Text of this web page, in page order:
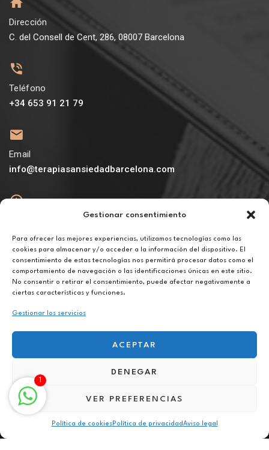
Gestionar consentimiento
Para ofrecer las mejores experiencias, utilizamos tecnologías como las
cookies para almacenar y/o acceder a la información del dispositivo. El
consentimiento de estas tecnologías nos permitirá procesar datos como el
comportamiento de navegación o las identificaciones únicas en este sitio.
No consentir o retirar el consentimiento, puede afectar negativamente a
ciertas características y funciones.
Gestionar los servicios
ACEPTAR
DENEGAR
VER PREFERENCIAS
Política de cookiesPolítica de privacidadAviso legal
Dirección
C. del Consell de Cent, 286, 08007 Barcelona
Teléfono
+34 653 91 21 79
Email
info@terapiasansiedadbarcelona.com
De lunes a viernes de 10h a 20h
Aviso legal
Política de privacidad
Política de cookies
Terapia para el estrés laboral en Rincón de la Victoria
1